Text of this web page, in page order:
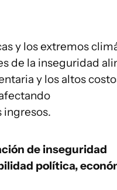
y los extremos
de la inseguridad
y los altos
ingresos.
de inseguridad
política,